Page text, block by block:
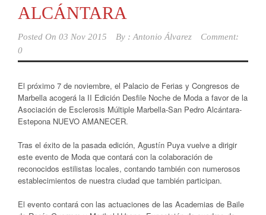
ALCÁNTARA
Posted On 03 Nov 2015 By : Antonio Álvarez
Comment:
0
El próximo 7 de noviembre, el Palacio de Ferias y Congresos de
Marbella acogerá la II Edición Desfile Noche de Moda a favor de la
Asociación de Esclerosis Múltiple Marbella-San Pedro Alcántara-
Estepona NUEVO AMANECER.
Tras el éxito de la pasada edición, Agustín Puya vuelve a dirigir
este evento de Moda que contará con la colaboración de
reconocidos estilistas locales, contando también con numerosos
establecimientos de nuestra ciudad que también participan.
El evento contará con las actuaciones de las Academias de Baile